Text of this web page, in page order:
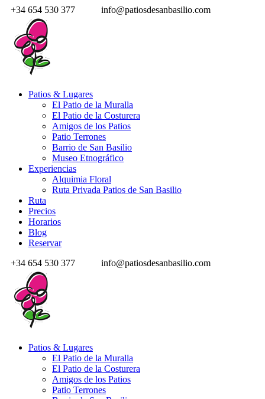
+34 654 530 377 info@patiosdesanbasilio.com
Patios & Lugares
El Patio de la Muralla
El Patio de la Costurera
Amigos de los Patios
Patio Terrones
Barrio de San Basilio
Museo Etnográfico
Experiencias
Alquimia Floral
Ruta Privada Patios de San Basilio
Ruta
Precios
Horarios
Blog
Reservar
+34 654 530 377
info@patiosdesanbasilio.com
Patios & Lugares
El Patio de la Muralla
El Patio de la Costurera
Amigos de los Patios
Patio Terrones